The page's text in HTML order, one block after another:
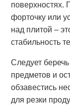
поверхностях.
форточку или
над плитой –
стабильность
Следует
предметов и
обзавестись
для резки